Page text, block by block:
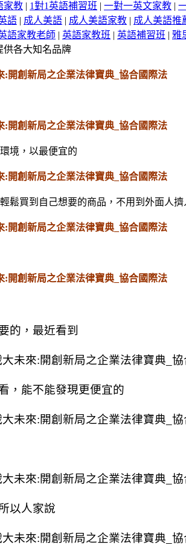
家教 | 1對1英語補習班 | 一對一英文家教 |
語 | 成人美語 | 成人美語家教 | 成人美語推
語家教老師 | 英語家教班 | 英語補習班 | 雅
供各大知名品牌
:開創新局之企業法律寶典_協合國際法
:開創新局之企業法律寶典_協合國際法
境，以最便宜的
:開創新局之企業法律寶典_協合國際法
鬆買到自己想要的商品，不用到外面人
:開創新局之企業法律寶典_協合國際法
:開創新局之企業法律寶典_協合國際法
的，最近看到
大未來:開創新局之企業法律寶典_
，能不能發現更便宜的
大未來:開創新局之企業法律寶典_
大未來:開創新局之企業法律寶典_
以人家說
大未來:開創新局之企業法律寶典_